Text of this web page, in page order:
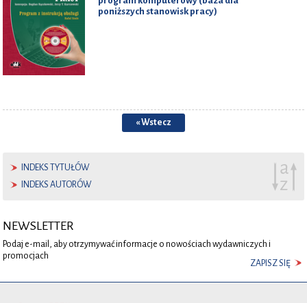
poniższych stanowisk pracy)
« Wstecz
INDEKS TYTUŁÓW
INDEKS AUTORÓW
NEWSLETTER
Podaj e-mail, aby otrzymywać informacje o nowościach wydawniczych i
promocjach
ZAPISZ SIĘ